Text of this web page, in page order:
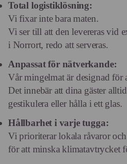
Total logistiklösning:
Vi fixar inte bara maten.
Vi ser till att den levereras vid
i Norrort, redo att serveras.
Anpassat för nätverkande:
Vår mingelmat är designad för
Det innebär att dina gäster
gestikulera eller hålla i ett glas.
Hållbarhet i varje tugga:
Vi prioriterar lokala råvaror och
för att minska klimatavtrycket